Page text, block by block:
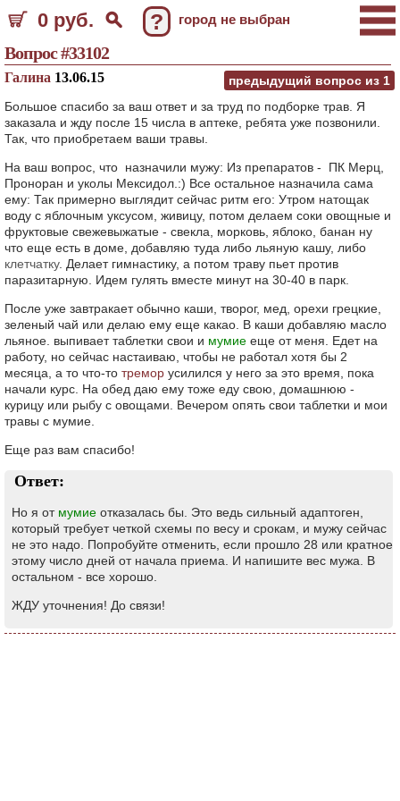
0 руб. ? город не выбран
Вопрос #33102
предыдущий вопрос из 1
Галина 13.06.15
Большое спасибо за ваш ответ и за труд по подборке трав. Я
заказала и жду после 15 числа в аптеке, ребята уже позвонили.
Так, что приобретаем ваши травы.
На ваш вопрос, что назначили мужу: Из препаратов - ПК Мерц,
Проноран и уколы Мексидол.:) Все остальное назначила сама
ему: Так примерно выглядит сейчас ритм его: Утром натощак
воду с яблочным уксусом, живицу, потом делаем соки овощные и
фруктовые свежевыжатые - свекла, морковь, яблоко, банан ну
что еще есть в доме, добавляю туда либо льяную кашу, либо
клетчатку. Делает гимнастику, а потом траву пьет против
паразитарную. Идем гулять вместе минут на 30-40 в парк.
После уже завтракает обычно каши, творог, мед, орехи грецкие,
зеленый чай или делаю ему еще какао. В каши добавляю масло
льяное. выпивает таблетки свои и мумие еще от меня. Едет на
работу, но сейчас настаиваю, чтобы не работал хотя бы 2
месяца, а то что-то тремор усилился у него за это время, пока
начали курс. На обед даю ему тоже еду свою, домашнюю -
курицу или рыбу с овощами. Вечером опять свои таблетки и мои
травы с мумие.
Еще раз вам спасибо!
Ответ:
Но я от мумие отказалась бы. Это ведь сильный адаптоген,
который требует четкой схемы по весу и срокам, и мужу сейчас
не это надо. Попробуйте отменить, если прошло 28 или кратное
этому число дней от начала приема. И напишите вес мужа. В
остальном - все хорошо.
ЖДУ уточнения! До связи!